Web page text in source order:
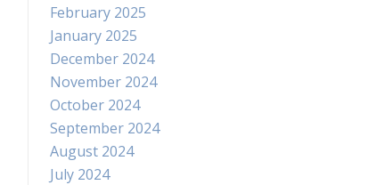
February 2025
January 2025
December 2024
November 2024
October 2024
September 2024
August 2024
July 2024